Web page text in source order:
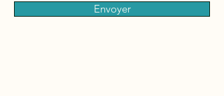
Envoyer